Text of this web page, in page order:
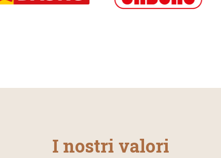
I nostri valori